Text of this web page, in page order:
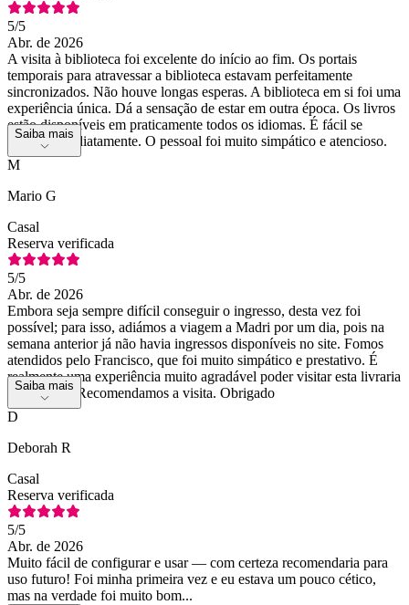
5/5
Abr. de 2026
A visita à biblioteca foi excelente do início ao fim. Os portais
temporais para atravessar a biblioteca estavam perfeitamente
sincronizados. Não houve longas esperas. A biblioteca em si foi uma
experiência única. Dá a sensação de estar em outra época. Os livros
estão disponíveis em praticamente todos os idiomas. É fácil se
orientar imediatamente. O pessoal foi muito simpático e atencioso.
Saiba mais
M
Mario G
Casal
Reserva verificada
5/5
Abr. de 2026
Embora seja sempre difícil conseguir o ingresso, desta vez foi
possível; para isso, adiámos a viagem a Madri por um dia, pois na
semana anterior já não havia ingressos disponíveis no site. Fomos
atendidos pelo Francisco, que foi muito simpático e prestativo. É
realmente uma experiência muito agradável poder visitar esta livraria
tão famosa. Recomendamos a visita. Obrigado
Saiba mais
D
Deborah R
Casal
Reserva verificada
5/5
Abr. de 2026
Muito fácil de configurar e usar — com certeza recomendaria para
uso futuro! Foi minha primeira vez e eu estava um pouco cético,
mas na verdade foi muito bom...